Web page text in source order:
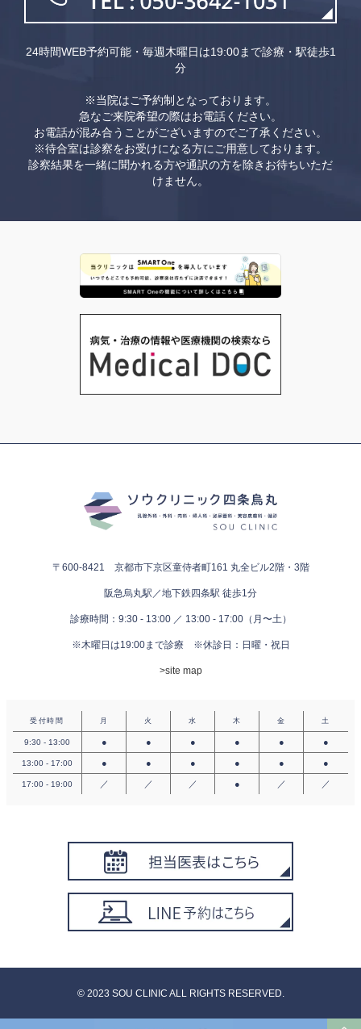
24時間WEB予約可能・毎週木曜日は19:00まで診療・駅徒歩1
分
※当院はご予約制となっております。
急なご来院希望の際はお電話ください。
お電話が混み合うことがございますのでご了承ください。
※待合室は診察をお受けになる方にご用意しております。
診察結果を一緒に聞かれる方や通訳の方を除きお待ちいただ
けません。
〒600-8421 京都市下京区童侍者町161 丸全ビル2階・3階
阪急烏丸駅／地下鉄四条駅 徒歩1分
診療時間：9:30 - 13:00 ／ 13:00 - 17:00（月〜土）
※木曜日は19:00まで診療 ※休診日：日曜・祝日
>site map
受付時間 月 火 水 木 金 土
9:30 - 13:00 ● ● ● ● ● ●
13:00 - 17:00 ● ● ● ● ● ●
17:00 - 19:00 ／ ／ ／ ● ／ ／
©︎ 2023 SOU CLINIC ALL RIGHTS RESERVED.